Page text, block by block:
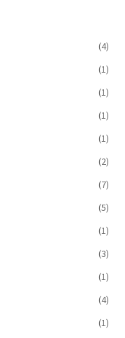
(4)
(1)
(1)
(1)
(1)
(2)
(7)
(5)
(1)
(3)
(1)
(4)
(1)